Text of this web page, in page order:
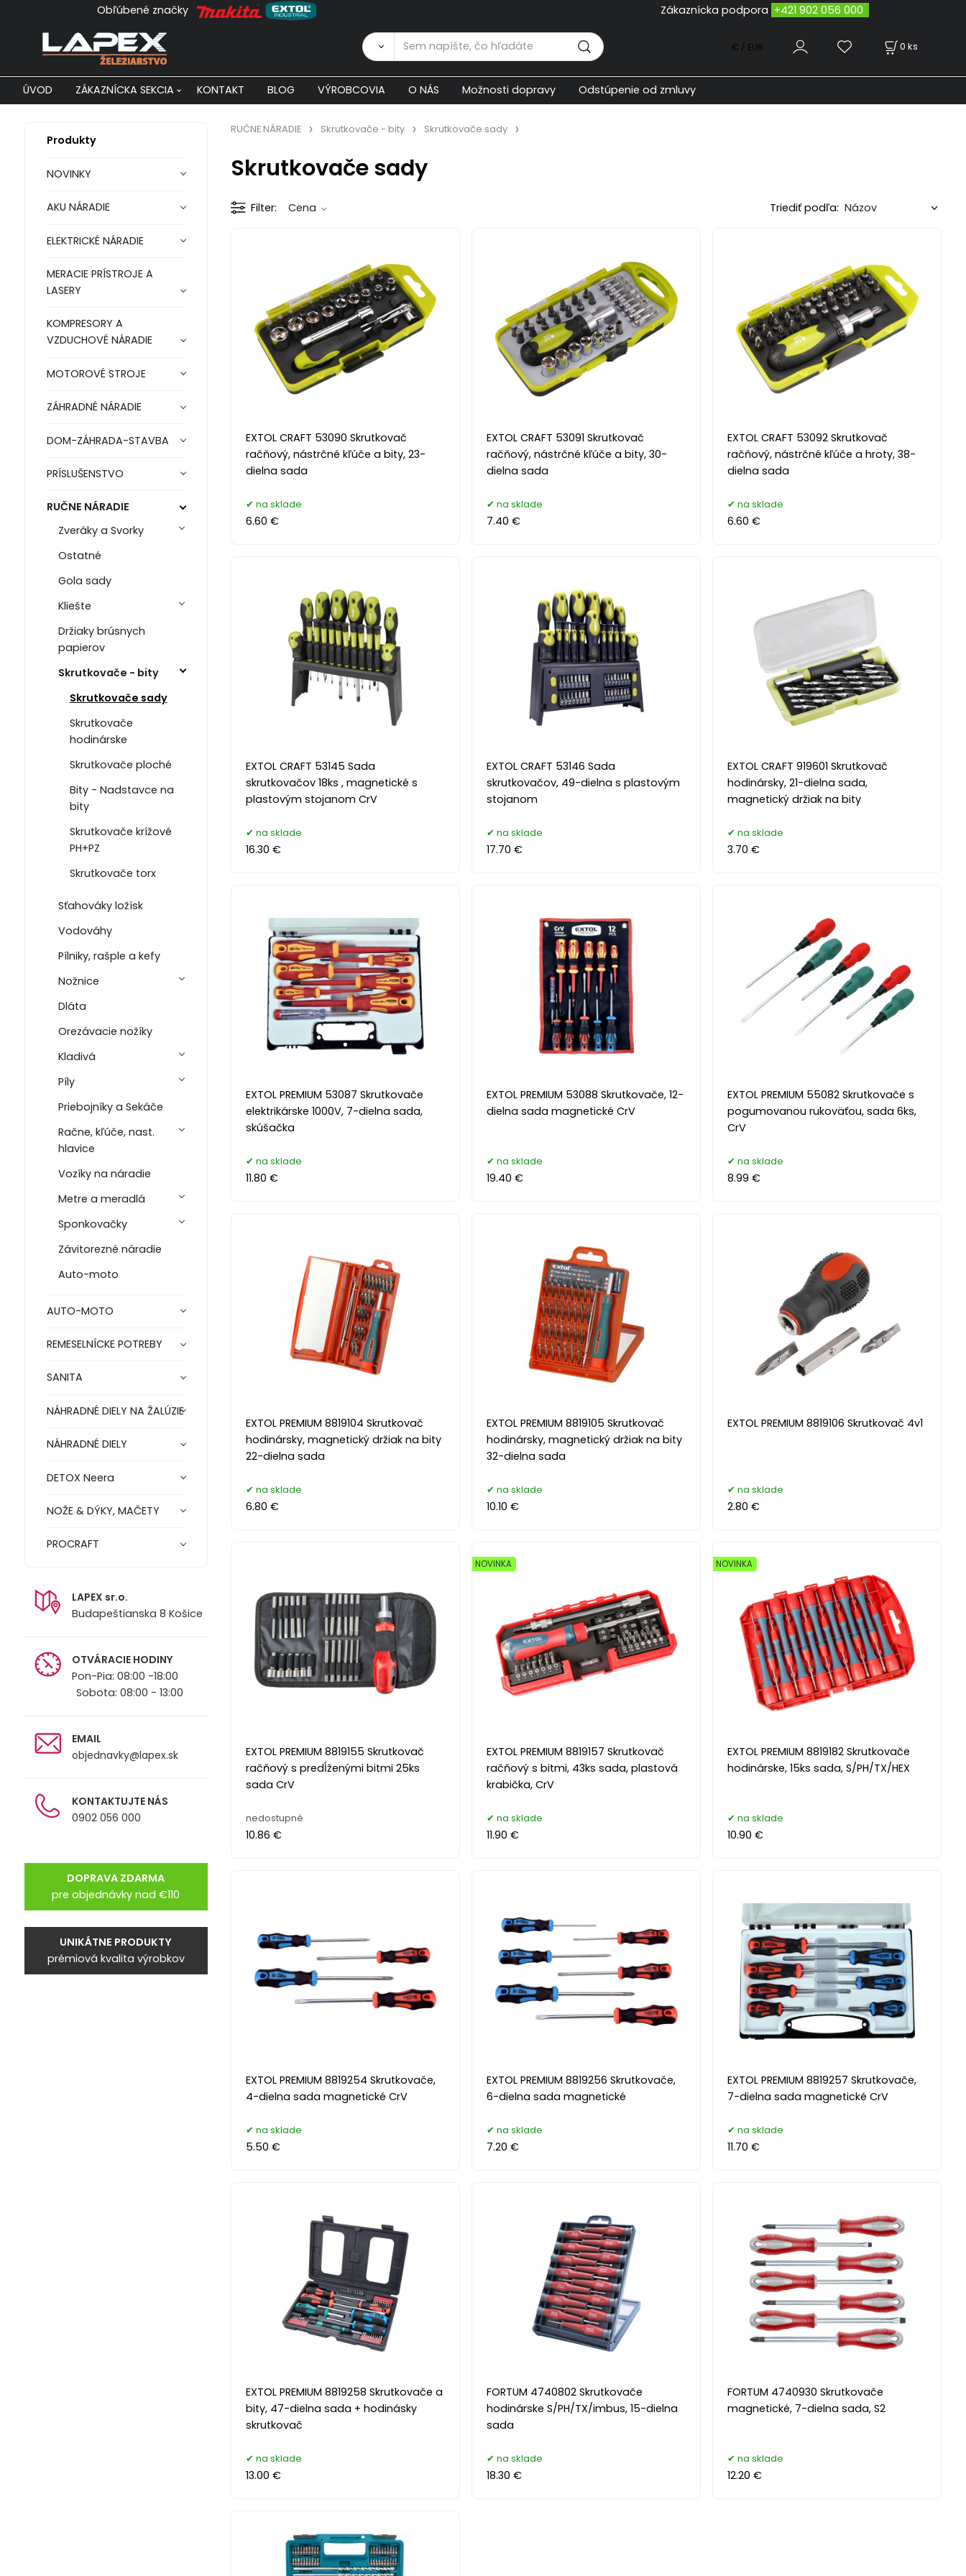
Obľúbené značky Zákaznícka podpora +421 902 056 000
0 ks
€ / EUR
ÚVOD ZÁKAZNÍCKA SEKCIA KONTAKT BLOG VÝROBCOVIA O NÁS Možnosti dopravy Odstúpenie od zmluvy
Produkty
NOVINKY
AKU NÁRADIE
ELEKTRICKÉ NÁRADIE
MERACIE PRÍSTROJE A
LASERY
KOMPRESORY A
VZDUCHOVÉ NÁRADIE
MOTOROVÉ STROJE
ZÁHRADNÉ NÁRADIE
DOM-ZÁHRADA-STAVBA
PRÍSLUŠENSTVO
RUČNE NÁRADIE
Zveráky a Svorky
Ostatné
Gola sady
Kliešte
Držiaky brúsnych
papierov
Skrutkovače - bity
Skrutkovače sady
Skrutkovače
hodinárske
Skrutkovače ploché
Bity - Nadstavce na
bity
Skrutkovače krížové
PH+PZ
Skrutkovače torx
Sťahováky ložísk
Vodováhy
Pílniky, rašple a kefy
Nožnice
Dláta
Orezávacie nožíky
Kladivá
Píly
Priebojníky a Sekáče
Račne, kľúče, nast.
hlavice
Vozíky na náradie
Metre a meradlá
Sponkovačky
Závitorezné náradie
Auto-moto
AUTO-MOTO
REMESELNÍCKE POTREBY
SANITA
NÁHRADNÉ DIELY NA ŽALÚZIE
NÁHRADNÉ DIELY
DETOX Neera
NOŽE & DÝKY, MAČETY
PROCRAFT
LAPEX sr.o.
Budapeštianska 8 Košice
OTVÁRACIE HODINY
Pon-Pia: 08:00 -18:00
Sobota: 08:00 - 13:00
EMAIL
objednavky@lapex.sk
KONTAKTUJTE NÁS
0902 056 000
DOPRAVA ZDARMA
pre objednávky nad €110
UNIKÁTNE PRODUKTY
prémiová kvalita výrobkov
RUČNE NÁRADIE Skrutkovače - bity Skrutkovače sady
Skrutkovače sady
Filter Cena Triediť podľa:
EXTOL CRAFT 53090 Skrutkovač
račňový, nástrčné kľúče a bity, 23-
dielna sada
na sklade
6.60 €
EXTOL CRAFT 53091 Skrutkovač
račňový, nástrčné kľúče a bity, 30-
dielna sada
na sklade
7.40 €
EXTOL CRAFT 53092 Skrutkovač
račňový, nástrčné kľúče a hroty, 38-
dielna sada
na sklade
6.60 €
EXTOL CRAFT 53145 Sada
skrutkovačov 18ks , magnetické s
plastovým stojanom CrV
na sklade
16.30 €
EXTOL CRAFT 53146 Sada
skrutkovačov, 49-dielna s plastovým
stojanom
na sklade
17.70 €
EXTOL CRAFT 919601 Skrutkovač
hodinársky, 21-dielna sada,
magnetický držiak na bity
na sklade
3.70 €
EXTOL PREMIUM 53087 Skrutkovače
elektrikárske 1000V, 7-dielna sada,
skúšačka
na sklade
11.80 €
EXTOL PREMIUM 53088 Skrutkovače, 12-
dielna sada magnetické CrV
na sklade
19.40 €
EXTOL PREMIUM 55082 Skrutkovače s
pogumovanou rukoväťou, sada 6ks,
CrV
na sklade
8.99 €
EXTOL PREMIUM 8819104 Skrutkovač
hodinársky, magnetický držiak na bity
22-dielna sada
na sklade
6.80 €
EXTOL PREMIUM 8819105 Skrutkovač
hodinársky, magnetický držiak na bity
32-dielna sada
na sklade
10.10 €
EXTOL PREMIUM 8819106 Skrutkovač 4v1
na sklade
2.80 €
EXTOL PREMIUM 8819155 Skrutkovač
račňový s predĺženými bitmi 25ks
sada CrV
nedostupné
10.86 €
EXTOL PREMIUM 8819157 Skrutkovač
račňový s bitmi, 43ks sada, plastová
krabička, CrV
NOVINKA
na sklade
11.90 €
EXTOL PREMIUM 8819182 Skrutkovače
hodinárske, 15ks sada, S/PH/TX/HEX
NOVINKA
na sklade
10.90 €
EXTOL PREMIUM 8819254 Skrutkovače,
4-dielna sada magnetické CrV
na sklade
5.50 €
EXTOL PREMIUM 8819256 Skrutkovače,
6-dielna sada magnetické
na sklade
7.20 €
EXTOL PREMIUM 8819257 Skrutkovače,
7-dielna sada magnetické CrV
na sklade
11.70 €
EXTOL PREMIUM 8819258 Skrutkovače a
bity, 47-dielna sada + hodinásky
skrutkovač
na sklade
13.00 €
FORTUM 4740802 Skrutkovače
hodinárske S/PH/TX/imbus, 15-dielna
sada
na sklade
18.30 €
FORTUM 4740930 Skrutkovače
magnetické, 7-dielna sada, S2
na sklade
12.20 €